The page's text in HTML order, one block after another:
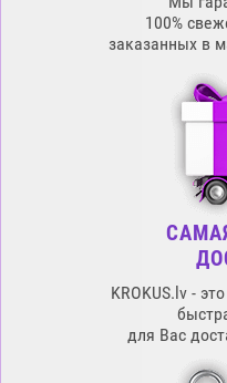
100%
заказанных в
KROKUS.lv -
для Вас